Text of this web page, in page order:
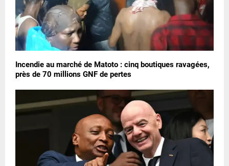
Incendie au marché de Matoto : cinq boutiques ravagées,
près de 70 millions GNF de pertes